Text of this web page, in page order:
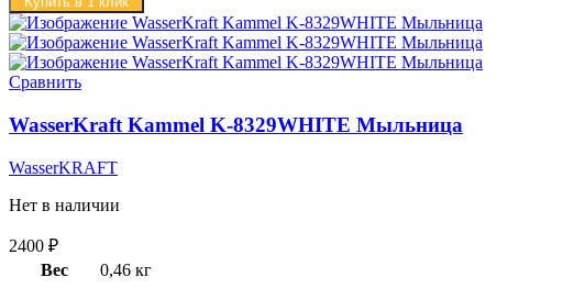
Сравнить
WasserKraft Kammel K-8329WHITE Мыльница
WasserKRAFT
Нет в наличии
2400 ₽
Вес
0,46 кг